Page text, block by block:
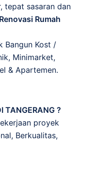
tepat sasaran dan
Rumah
Bangun Kost /
Minimarket,
& Apartemen.
TANGERANG ?
proyek
Berkualitas,